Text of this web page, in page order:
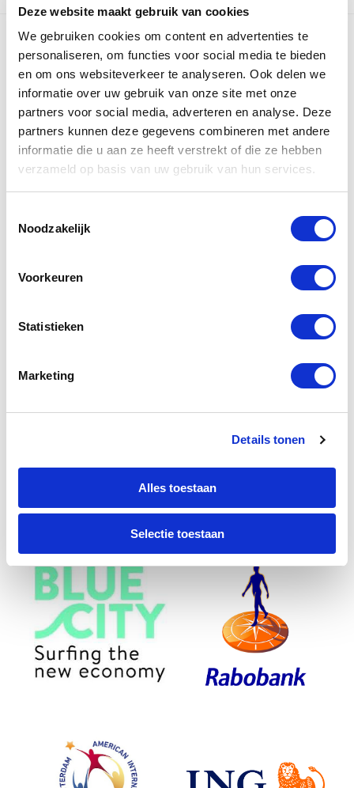
Deze website maakt gebruik van cookies
We gebruiken cookies om content en advertenties te
personaliseren, om functies voor social media te bieden
en om ons websiteverkeer te analyseren. Ook delen we
informatie over uw gebruik van onze site met onze
partners voor social media, adverteren en analyse. Deze
partners kunnen deze gegevens combineren met andere
informatie die u aan ze heeft verstrekt of die ze hebben
verzameld op basis van uw gebruik van hun services.
Noodzakelijk
Voorkeuren
Statistieken
Marketing
Details tonen
Alles toestaan
Selectie toestaan